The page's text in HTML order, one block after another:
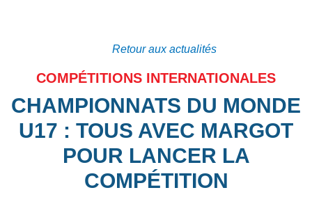
Retour aux actualités
COMPÉTITIONS INTERNATIONALES
CHAMPIONNATS DU MONDE
U17 : TOUS AVEC MARGOT
POUR LANCER LA
COMPÉTITION